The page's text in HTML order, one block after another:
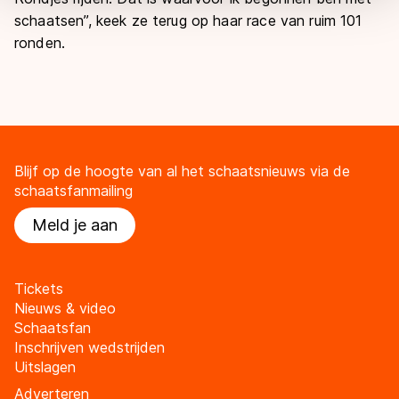
schaatsen”, keek ze terug op haar race van ruim 101
ronden.
Blijf op de hoogte van al het schaatsnieuws via de
schaatsfanmailing
Meld je aan
Tickets
Nieuws & video
Schaatsfan
Inschrijven wedstrijden
Uitslagen
Adverteren